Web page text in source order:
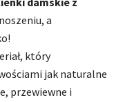
a
który
jak naturalne
przewiewne i